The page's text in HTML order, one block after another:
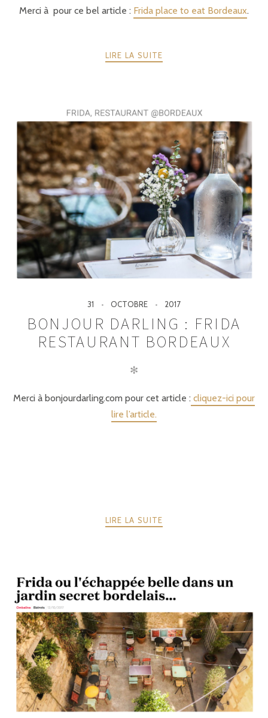
Merci à pour ce bel article : Frida place to eat Bordeaux.
LIRE LA SUITE
31 OCTOBRE 2017
BONJOUR DARLING : FRIDA
RESTAURANT BORDEAUX
✻
Merci à bonjourdarling.com pour cet article : cliquez-ici pour
lire l’article.
LIRE LA SUITE